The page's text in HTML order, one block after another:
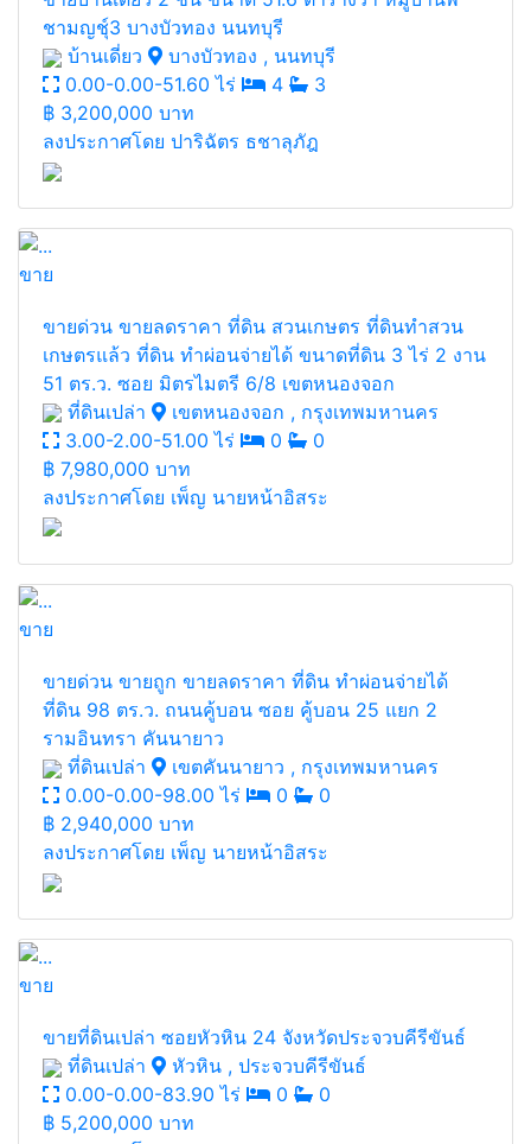
ชามญชุ์3 บางบัวทอง นนทบุรี
บ้านเดี่ยว
บางบัวทอง , นนทบุรี
0.00-0.00-51.60 ไร่
4
3
฿ 3,200,000 บาท
ลงประกาศโดย ปาริฉัตร ธชาลุภัฎ
ขาย
ขายด่วน ขายลดราคา ที่ดิน สวนเกษตร ที่ดินทำสวน
เกษตรแล้ว ที่ดิน ทำผ่อนจ่ายได้ ขนาดที่ดิน 3 ไร่ 2 งาน
51 ตร.ว. ซอย มิตรไมตรี 6/8 เขตหนองจอก
ที่ดินเปล่า
เขตหนองจอก , กรุงเทพมหานคร
3.00-2.00-51.00 ไร่
0
0
฿ 7,980,000 บาท
ลงประกาศโดย เพ็ญ นายหน้าอิสระ
ขาย
ขายด่วน ขายถูก ขายลดราคา ที่ดิน ทำผ่อนจ่ายได้
ที่ดิน 98 ตร.ว. ถนนคู้บอน ซอย คู้บอน 25 แยก 2
รามอินทรา คันนายาว
ที่ดินเปล่า
เขตคันนายาว , กรุงเทพมหานคร
0.00-0.00-98.00 ไร่
0
0
฿ 2,940,000 บาท
ลงประกาศโดย เพ็ญ นายหน้าอิสระ
ขาย
ขายที่ดินเปล่า ซอยหัวหิน 24 จังหวัดประจวบคีรีขันธ์
ที่ดินเปล่า
หัวหิน , ประจวบคีรีขันธ์
0.00-0.00-83.90 ไร่
0
0
฿ 5,200,000 บาท